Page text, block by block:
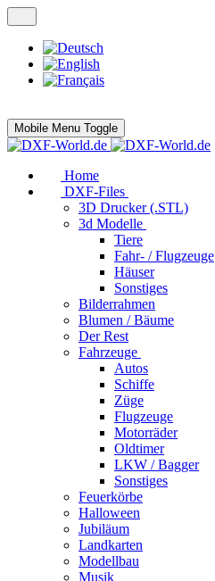
Mobile Menu Toggle
Home
DXF-Files
3D Drucker (.STL)
3d Modelle
Tiere
Fahr- / Flugzeuge
Häuser
Sonstiges
Bilderrahmen
Blumen / Bäume
Der Rest
Fahrzeuge
Autos
Schiffe
Züge
Flugzeuge
Motorräder
Oldtimer
LKW / Bagger
Sonstiges
Feuerkörbe
Halloween
Jubiläum
Landkarten
Modellbau
Musik